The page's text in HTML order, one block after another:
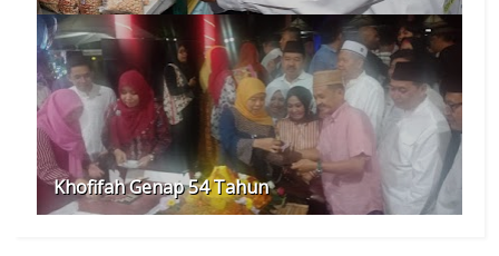
Khofifah Genap 54 Tahun